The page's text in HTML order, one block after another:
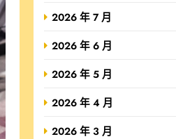
2026 年 7 月
2026 年 6 月
2026 年 5 月
2026 年 4 月
2026 年 3 月